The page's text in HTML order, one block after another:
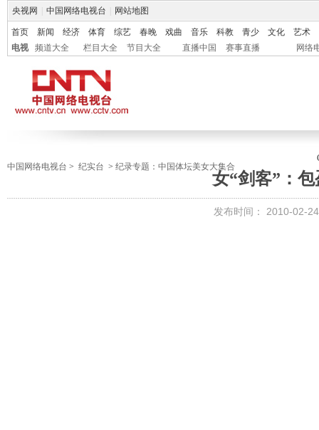
央视网 中国网络电视台 网站地图
首页 新闻 经济 体育 综艺 春晚 戏曲 音乐 科教 青少 文化
艺术
电视
频道大全 栏目大全 节目大全 直播中国 赛事直播 网络
中国网络电视台 > 纪实台 > 纪录专题：中国体坛美女大集合
女“剑客”：
发布时间： 2010-02-